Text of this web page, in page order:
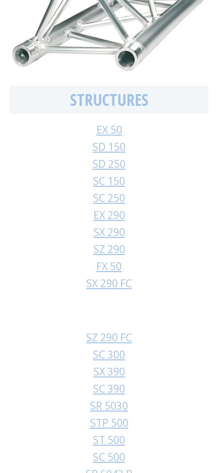
STRUCTURES
EX 50
SD 150
SD 250
SC 150
SC 250
EX 290
SX 290
SZ 290
FX 50
SX 290 FC
SZ 290 FC
SC 300
SX 390
SC 390
SR 5030
STP 500
ST 500
SC 500